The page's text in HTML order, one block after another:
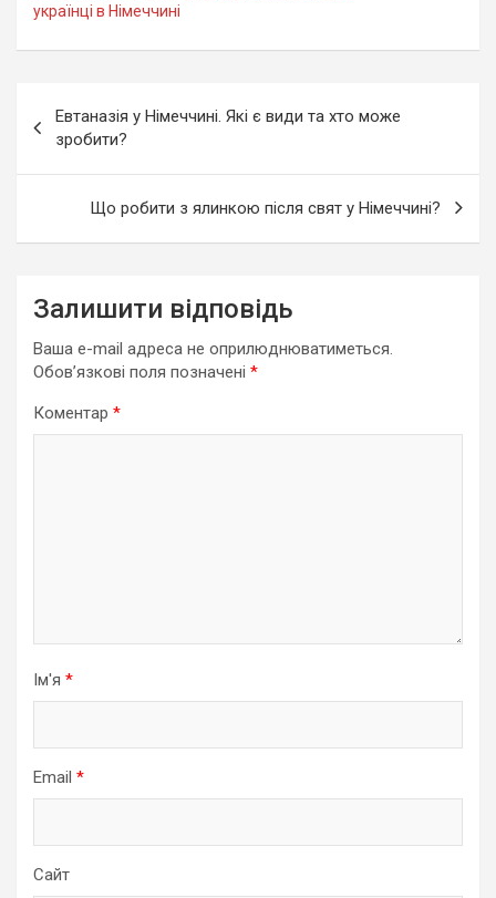
українці в Німеччині
записів
Евтаназія у Німеччині. Які є види та хто може
зробити?
Що робити з ялинкою після свят у Німеччині?
Залишити відповідь
Ваша e-mail адреса не оприлюднюватиметься.
Обов’язкові поля позначені *
Коментар *
Ім'я *
Email *
Сайт